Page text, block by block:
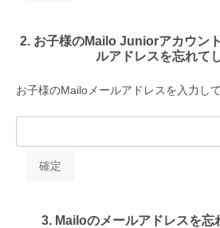
2. お子様のMailo Juniorアカウン
ルアドレスを忘れて
お子様のMailoメールアドレスを入力し
3. Mailoのメールアドレスを忘